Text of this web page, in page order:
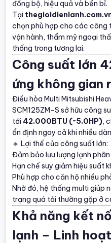
đồng bộ, hiệu quả và bền bỉ.
Tại
chọn phù hợp cho các công
vận hành, thẩm mỹ ngoại
thống trong tương lai.
Công suất lớn
ứng không gian
Điều hòa Multi Mitsubishi
SCM125ZM-S sở hữu công
tới 42.000BTU (~5.0HP),
ổn định ngay cả khi nhiều
🔹 Lợi thế của công suất lớn:
Đảm bảo lưu lượng lạnh
Hạn chế suy giảm hiệu suất
Phù hợp cho căn hộ nhiều
Nhờ đó, hệ thống multi giúp
trạng quá tải thường gặp ở
Khả năng kết
lạnh – Linh